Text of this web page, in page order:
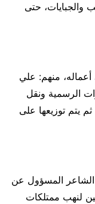
والجبايات، حتى
منهم: علي
الرسمية ونقل
يتم توزيعها على
الشاعر المسؤول عن
لنهب ممتلكات